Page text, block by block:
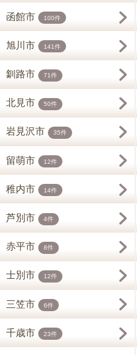
函館市 100件
旭川市 141件
釧路市 71件
北見市 50件
岩見沢市 35件
留萌市 12件
稚内市 14件
芦別市 4件
赤平市 8件
士別市 12件
三笠市 6件
千歳市 23件